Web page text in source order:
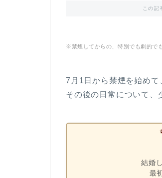
この記
※禁煙してからの、特別でも劇的で
7月1日から禁煙を始めて
その後の日常について、
結婚
最